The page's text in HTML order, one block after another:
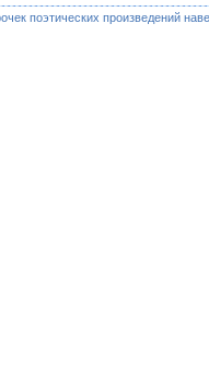
поэтических произведений